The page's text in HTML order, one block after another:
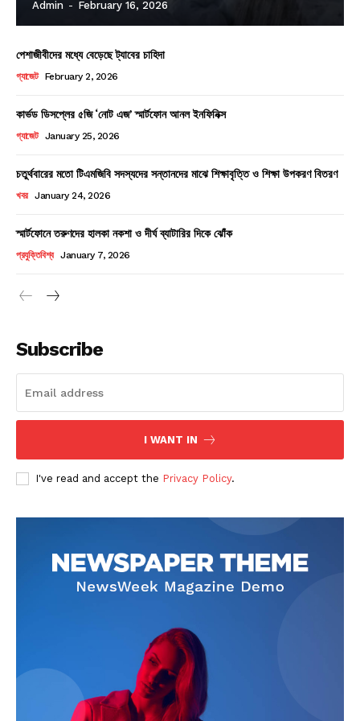
My account
Admin - February 16, 2026
পেশাজীবীদের মধ্যে বেড়েছে ট্যাবের চাহিদা
গ্যাজেট February 2, 2026
কার্ভড ডিসপ্লের ৫জি ‘নোট এজ’ স্মার্টফোন আনল ইনফিনিক্স
গ্যাজেট January 25, 2026
চতুর্থবারের মতো টিএমজিবি সদস্যদের সন্তানদের মাঝে শিক্ষাবৃত্তি ও শিক্ষা উপকরণ বিতরণ
খবর January 24, 2026
স্মার্টফোনে তরুণদের হালকা নকশা ও দীর্ঘ ব্যাটারির দিকে ঝোঁক
প্রযুক্তিবিশ্ব January 7, 2026
Subscribe
I WANT IN
I've read and accept the Privacy Policy.